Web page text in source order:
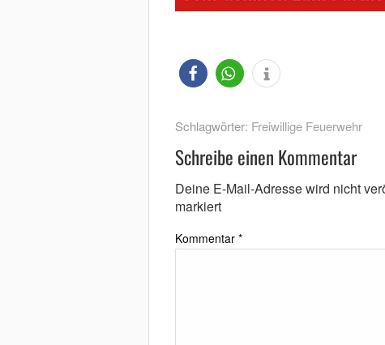
Schlagwörter: Freiwillige Feuerwehr
Schreibe einen Kommentar
Deine E-Mail-Adresse wird nicht
markiert
Kommentar *